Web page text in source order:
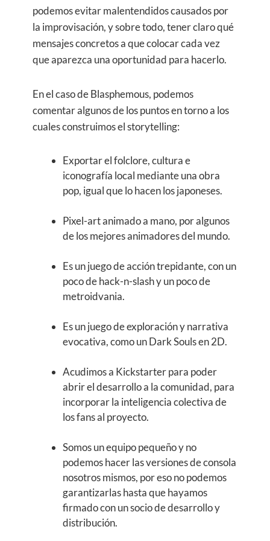
podemos evitar malentendidos causados por
la improvisación, y sobre todo, tener claro qué
mensajes concretos a que colocar cada vez
que aparezca una oportunidad para hacerlo.
En el caso de Blasphemous, podemos
comentar algunos de los puntos en torno a los
cuales construimos el storytelling:
Exportar el folclore, cultura e
iconografía local mediante una obra
pop, igual que lo hacen los japoneses.
Pixel-art animado a mano, por algunos
de los mejores animadores del mundo.
Es un juego de acción trepidante, con un
poco de hack-n-slash y un poco de
metroidvania.
Es un juego de exploración y narrativa
evocativa, como un Dark Souls en 2D.
Acudimos a Kickstarter para poder
abrir el desarrollo a la comunidad, para
incorporar la inteligencia colectiva de
los fans al proyecto.
Somos un equipo pequeño y no
podemos hacer las versiones de consola
nosotros mismos, por eso no podemos
garantizarlas hasta que hayamos
firmado con un socio de desarrollo y
distribución.